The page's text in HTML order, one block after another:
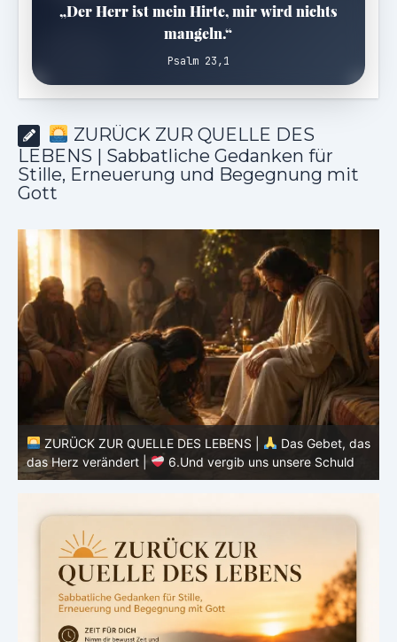
„Der Herr ist mein Hirte, mir wird nichts
mangeln.“
Psalm 23,1
ZURÜCK ZUR QUELLE DES
LEBENS | Sabbatliche Gedanken für
Stille, Erneuerung und Begegnung mit
Gott
ZURÜCK ZUR QUELLE DES LEBENS |
Das Gebet, das
das Herz verändert |
5.Unser tägliches Brot gib uns
heute